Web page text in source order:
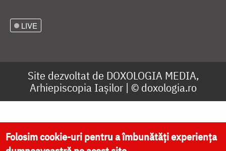
LIVE
Site dezvoltat de DOXOLOGIA MEDIA,
Arhiepiscopia Iașilor | © doxologia.ro
Folosim cookie-uri pentru a îmbunătăți experiența